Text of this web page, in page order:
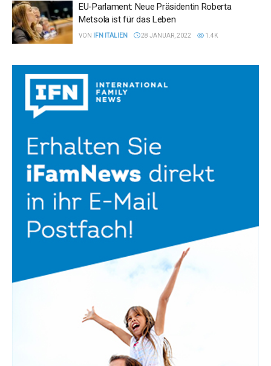
EU-Parlament: Neue Präsidentin Roberta
Metsola ist für das Leben
VON IFN ITALIEN 28 JANUAR, 2022 1.4K